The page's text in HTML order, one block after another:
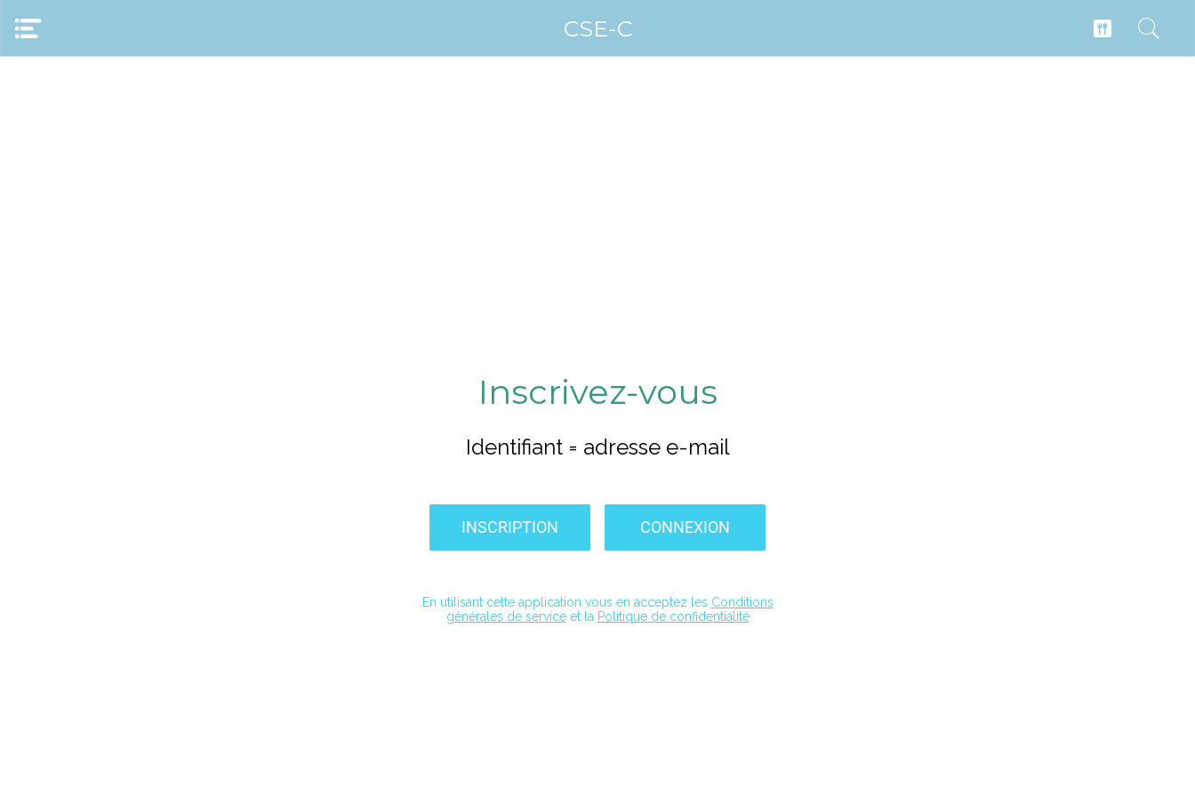
CSE-C
Inscrivez-vous
Identifiant = adresse e-mail
INSCRIPTION CONNEXION
En utilisant cette application vous en acceptez les Conditions
générales de serviceet la Politique de confidentialité